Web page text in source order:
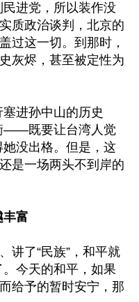
进党，所以装作没
质政治谈判，北京的
过这一切。到那时，
灰烬，甚至被定性为
进孙中山的历史
——既要让台湾人觉
没出格。但是，这
是一场两头不到岸的
丰富
讲了“民族”，和平就
今天的和平，如果
给予的暂时安宁，那